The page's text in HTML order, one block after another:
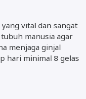
vital dan sangat
manusia agar
menjaga ginjal
hari minimal 8 gelas